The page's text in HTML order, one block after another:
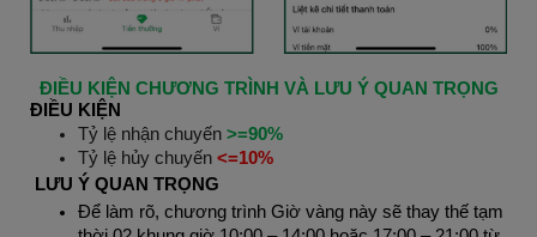
ĐIỀU KIỆN CHƯƠNG TRÌNH VÀ LƯU Ý QUAN TRỌNG
ĐIỀU KIỆN
Tỷ lệ nhận chuyến >=90%
Tỷ lệ hủy chuyến <=10%
LƯU Ý QUAN TRỌNG
Để làm rõ, chương trình Giờ vàng này sẽ thay thế tạm